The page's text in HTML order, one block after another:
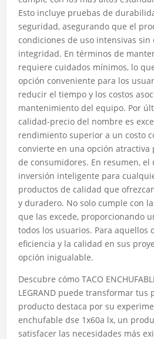
Esto incluye pruebas de
seguridad, asegurando que el
condiciones de uso intensivas sin
integridad. En términos de
requiere cuidados mínimos, lo
opción conveniente para los
reducir el tiempo y los costos
mantenimiento del equipo. Por
calidad-precio del nombre es
rendimiento superior a un costo
convierte en una opción atractiva
de consumidores. En resumen, el
inversión inteligente para
productos de calidad que
y duradero. No solo cumple con
que las excede, proporcionando
todos los usuarios. Para aquellos
eficiencia y la calidad en sus
opción inigualable.
Descubre cómo TACO
LEGRAND puede transformar tus
producto destaca por su
enchufable dse 1x60a lx, un
satisfacer las necesidades más